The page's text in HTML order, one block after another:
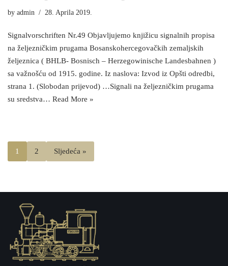
by admin 28. Aprila 2019.
Signalvorschriften Nr.49 Objavljujemo knjižicu signalnih propisa
na željezničkim prugama Bosanskohercegovačkih zemaljskih
željeznica ( BHLB- Bosnisch – Herzegowinische Landesbahnen )
sa važnošću od 1915. godine. Iz naslova: Izvod iz Opšti odredbi,
strana 1. (Slobodan prijevod) …Signali na željezničkim prugama
su sredstva… Read More »
1 2 Sljedeća »